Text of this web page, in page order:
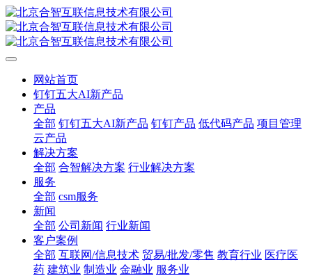
网站首页
钉钉五大AI新产品
产品
全部 钉钉五大AI新产品 钉钉产品 低代码产品 项目管理
云产品
解决方案
全部 合智解决方案 行业解决方案
服务
全部 csm服务
新闻
全部 公司新闻 行业新闻
客户案例
全部 互联网/信息技术 贸易/批发/零售 教育行业 医疗医
药 建筑业 制造业 金融业 服务业